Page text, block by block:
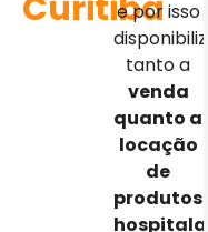
e por isso
tanto a
venda
quanto a
locação
de
produtos